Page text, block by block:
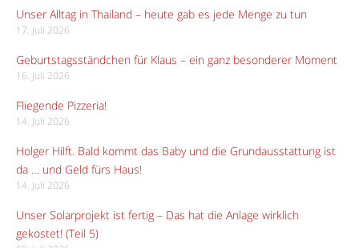
Unser Alltag in Thailand – heute gab es jede Menge zu tun
17. Juli 2026
Geburtstagsständchen für Klaus – ein ganz besonderer Moment
16. Juli 2026
Fliegende Pizzeria!
14. Juli 2026
Holger Hilft. Bald kommt das Baby und die Grundausstattung ist
da … und Geld fürs Haus!
14. Juli 2026
Unser Solarprojekt ist fertig – Das hat die Anlage wirklich
gekostet! (Teil 5)